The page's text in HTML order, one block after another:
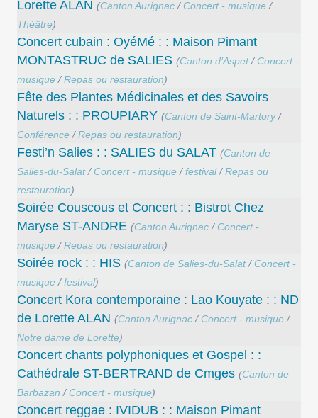
Lorette ALAN (Canton Aurignac / Concert - musique /
Théâtre)
Concert cubain : OyéMé : : Maison Pimant
MONTASTRUC de SALIES (Canton d’Aspet/ Concert -
musique /Repas ou restauration)
Fête des Plantes Médicinales et des Savoirs
Naturels : : PROUPIARY (Canton de Saint-Martory/
Conférence /Repas ou restauration)
Festi’n Salies : : SALIES du SALAT (Canton de
Salies-du-Salat/ Concert - musique /festival/Repas ou
restauration)
Soirée Couscous et Concert : : Bistrot Chez
Maryse ST-ANDRE (Canton Aurignac / Concert -
musique /Repas ou restauration)
Soirée rock : : HIS (Canton de Salies-du-Salat/ Concert -
musique /festival)
Concert Kora contemporaine : Lao Kouyate : : ND
de Lorette ALAN (Canton Aurignac / Concert - musique /
Notre dame de Lorette)
Concert chants polyphoniques et Gospel : :
Cathédrale ST-BERTRAND de Cmges (Canton de
Barbazan / Concert - musique)
Concert reggae : IVIDUB : : Maison Pimant